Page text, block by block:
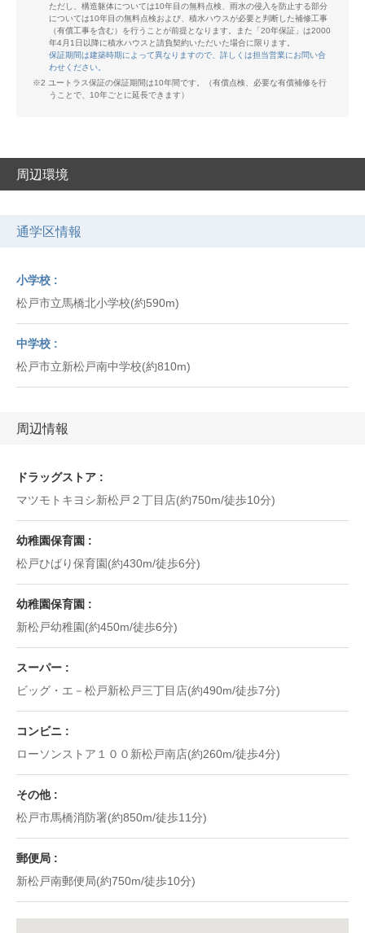
ただし、構造躯体については10年目の無料点検、雨水の侵入を防止する部分
については10年目の無料点検および、積水ハウスが必要と判断した補修工事
（有償工事を含む）を行うことが前提となります。また「20年保証」は2000
年4月1日以降に積水ハウスと請負契約いただいた場合に限ります。
保証期間は建築時期によって異なりますので、詳しくは担当営業にお問い合
わせください。
※2 ユートラス保証の保証期間は10年間です。（有償点検、必要な有償補修を行
うことで、10年ごとに延長できます）
周辺環境
通学区情報
小学校
松戸市立馬橋北小学校(約590m)
中学校
松戸市立新松戸南中学校(約810m)
周辺情報
ドラッグストア
マツモトキヨシ新松戸２丁目店(約750m/徒歩10分)
幼稚園保育園
松戸ひばり保育園(約430m/徒歩6分)
幼稚園保育園
新松戸幼稚園(約450m/徒歩6分)
スーパー
ビッグ・エ－松戸新松戸三丁目店(約490m/徒歩7分)
コンビニ
ローソンストア１００新松戸南店(約260m/徒歩4分)
その他
松戸市馬橋消防署(約850m/徒歩11分)
郵便局
新松戸南郵便局(約750m/徒歩10分)